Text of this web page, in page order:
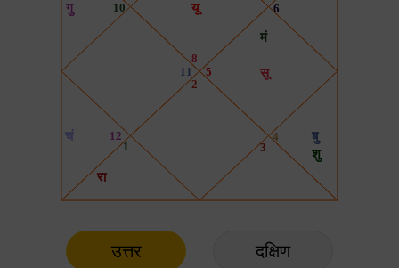
उत्तर दक्षिण